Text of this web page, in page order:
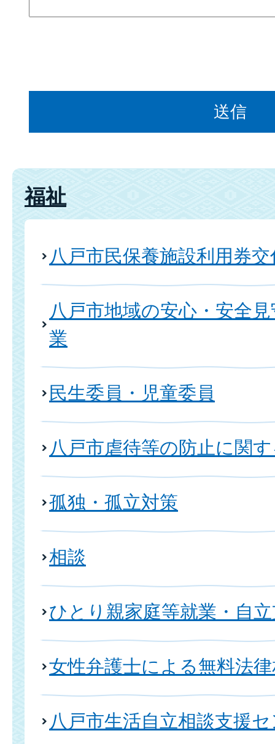
福祉
八戸市民保養施設利用券
八戸市地域の安心・安全
業
民生委員・児童委員
八戸市虐待等の防止に関
孤独・孤立対策
相談
ひとり親家庭等就業・自
女性弁護士による無料法
八戸市生活自立相談支援